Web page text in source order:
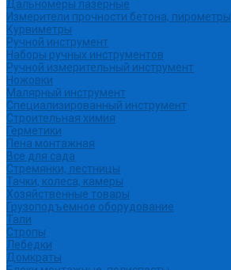
Дальномеры лазерные
Измерители прочности бетона, пирометры
Курвиметры
Ручной инструмент
Наборы ручных инструментов
Ручной измерительный инструмент
Ножовки
Малярный инструмент
Специализированный инструмент
Строительная химия
Герметики
Пена монтажная
Все для сада
Стремянки, лестницы
Тачки, колеса, камеры
Хозяйственные товары
Грузоподъемное оборудование
Тали
Стропы
Лебедки
Домкраты